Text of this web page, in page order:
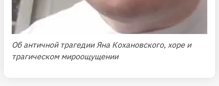
Об античной трагедии Яна Кохановского, хоре и
трагическом мироощущении